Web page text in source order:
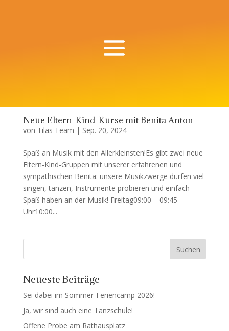
Neue Eltern-Kind-Kurse mit Benita Anton
von Tilas Team | Sep. 20, 2024
Spaß an Musik mit den Allerkleinsten!Es gibt zwei neue
Eltern-Kind-Gruppen mit unserer erfahrenen und
sympathischen Benita: unsere Musikzwerge dürfen viel
singen, tanzen, Instrumente probieren und einfach
Spaß haben an der Musik! Freitag09:00 – 09:45
Uhr10:00...
Neueste Beiträge
Sei dabei im Sommer-Feriencamp 2026!
Ja, wir sind auch eine Tanzschule!
Offene Probe am Rathausplatz